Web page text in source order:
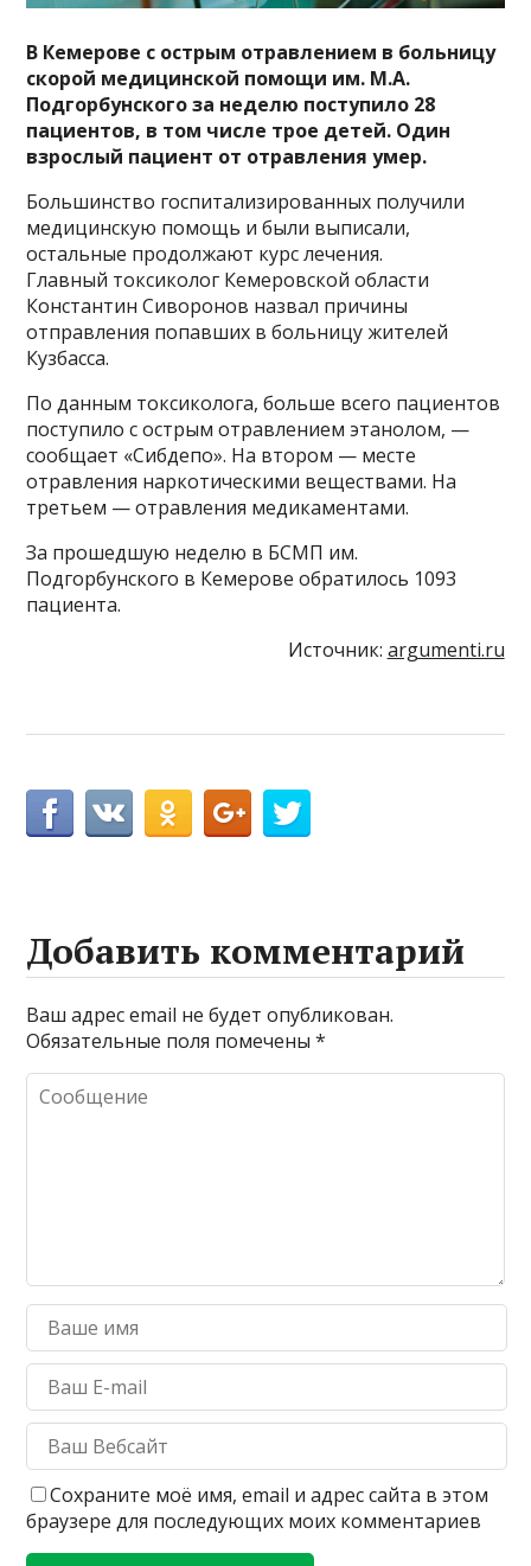
В Кемерове с острым отравлением в больницу
скорой медицинской помощи им. М.А.
Подгорбунского за неделю поступило 28
пациентов, в том числе трое детей. Один
взрослый пациент от отравления умер.
Большинство госпитализированных получили
медицинскую помощь и были выписали,
остальные продолжают курс лечения.
Главный токсиколог Кемеровской области
Константин Сиворонов назвал причины
отправления попавших в больницу жителей
Кузбасса.
По данным токсиколога, больше всего пациентов
поступило с острым отравлением этанолом, —
сообщает «Сибдепо». На втором — месте
отравления наркотическими веществами. На
третьем — отравления медикаментами.
За прошедшую неделю в БСМП им.
Подгорбунского в Кемерове обратилось 1093
пациента.
Источник: argumenti.ru
Добавить комментарий
Ваш адрес email не будет опубликован.
Обязательные поля помечены*
Сохраните моё имя, email и адрес сайта в этом
браузере для последующих моих комментариев